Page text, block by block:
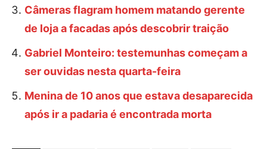
Câmeras flagram homem matando gerente
de loja a facadas após descobrir traição
Gabriel Monteiro: testemunhas começam a
ser ouvidas nesta quarta-feira
Menina de 10 anos que estava desaparecida
após ir a padaria é encontrada morta